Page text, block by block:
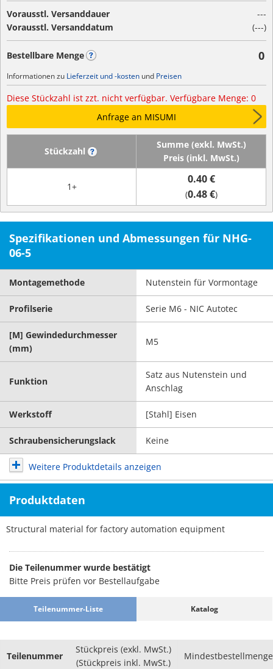
Vorausstl. Versanddauer
Vorausstl. Versanddatum
---
(---)
Bestellbare Menge 0
Informationen zu Lieferzeit und -kosten und Preisen
Diese Stückzahl ist zzt. nicht verfügbar. Verfügbare Menge: 0
Anfrage an MISUMI
Stückzahl
Summe (exkl. MwSt.)
Preis (inkl. MwSt.)
1+
0.40 €
(0.48 €)
Spezifikationen und Abmessungen für NHG-
06-5
Montagemethode Nutenstein für Vormontage
Profilserie Serie M6 - NIC Autotec
[M] Gewindedurchmesser
(mm)
M5
Funktion
Satz aus Nutenstein und
Anschlag
Werkstoff [Stahl] Eisen
Schraubensicherungslack Keine
Weitere Produktdetails anzeigen
Produktdaten
Structural material for factory automation equipment
Die Teilenummer wurde bestätigt
Bitte Preis prüfen vor Bestellaufgabe
Teilenummer-Liste Katalog
Teilenummer
Stückpreis (exkl. MwSt.)
(Stückpreis inkl. MwSt.)
Mindestbestellmenge